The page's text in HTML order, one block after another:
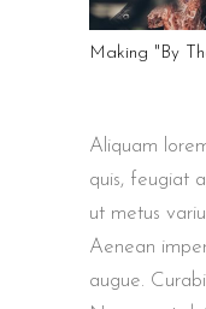
Making "By
Aliquam
quis, feugiat
ut metus
Aenean
augue.